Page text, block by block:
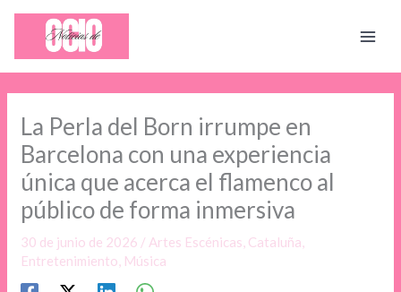
contenido
La Perla del Born irrumpe en
Barcelona con una experiencia
única que acerca el flamenco al
público de forma inmersiva
30 de junio de 2026 / Artes Escénicas, Cataluña,
Entretenimiento, Música